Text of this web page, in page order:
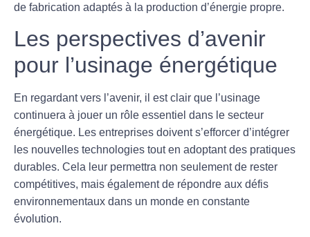
de fabrication adaptés à la production d’énergie propre.
Les perspectives d’avenir
pour l’usinage énergétique
En regardant vers l’avenir, il est clair que l’usinage
continuera à jouer un rôle essentiel dans le secteur
énergétique. Les entreprises doivent s’efforcer d’intégrer
les nouvelles technologies tout en adoptant des pratiques
durables. Cela leur permettra non seulement de rester
compétitives, mais également de répondre aux défis
environnementaux dans un monde en constante
évolution.